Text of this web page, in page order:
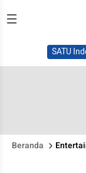
SATU
Beranda